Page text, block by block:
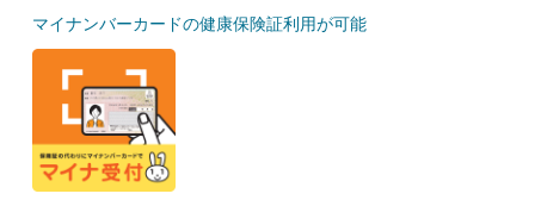
マイナンバーカードの健康保険証利用が可能